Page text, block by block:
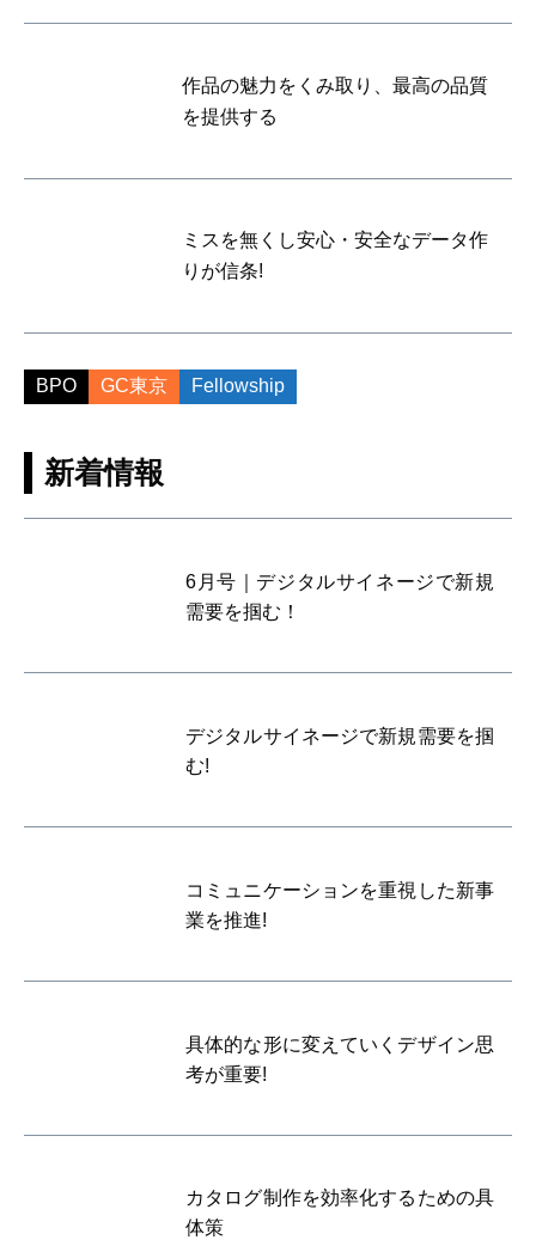
作品の魅力をくみ取り、最高の品質
を提供する
ミスを無くし安心・安全なデータ作
りが信条!
BPO GC東京 Fellowship
新着情報
6月号｜デジタルサイネージで新規
需要を掴む！
デジタルサイネージで新規需要を掴
む!
コミュニケーションを重視した新事
業を推進!
具体的な形に変えていくデザイン思
考が重要!
カタログ制作を効率化するための具
体策